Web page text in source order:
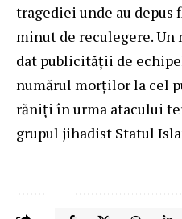
tragediei unde au depus
minut de reculegere.
dat publicității de
numărul morților la cel
răniți în urma atacului
grupul jihadist Statul